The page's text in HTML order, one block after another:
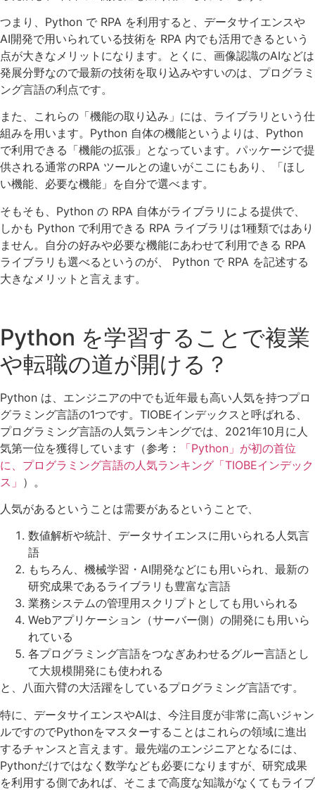
つまり、Python で RPA を利用すると、データサイエンスや
AI開発で用いられている技術を RPA 内でも活用できるという
点が大きなメリットになります。とくに、画像認識のAIなどは
発展分野なので最新の技術を取り込みやすいのは、プログラミ
ング言語の利点です。
また、これらの「機能の取り込み」には、ライブラリという仕
組みを用います。Python 自体の機能というよりは、Python
で利用できる「機能の拡張」となっています。パッケージで提
供される通常のRPA ツールとの違いがここにもあり、「ほし
い機能、必要な機能」を自分で選べます。
そもそも、Python の RPA 自体がライブラリによる提供で、
しかも Python で利用できる RPA ライブラリは1種類ではあり
ません。自分の好みや必要な機能にあわせて利用できる RPA
ライブラリも選べるというのが、 Python で RPA を記述する
大きなメリットと言えます。
Python を学習することで複業
や転職の道が開ける？
Python は、エンジニアの中でも近年最も高い人気を持つプロ
グラミング言語の1つです。TIOBEインデックスと呼ばれる、
プログラミング言語の人気ランキングでは、2021年10月に人
気第一位を獲得しています（参考：
「Python」が初の首位
に、プログラミング言語の人気ランキング「TIOBEインデック
ス」 ）。
人気があるということは需要があるということで、
数値解析や統計、データサイエンスに用いられる人気言
語
もちろん、機械学習・AI開発などにも用いられ、最新の
研究成果であるライブラリも豊富な言語
業務システムの管理用スクリプトとしても用いられる
Webアプリケーション（サーバー側）の開発にも用いら
れている
各プログラミング言語をつなぎあわせるグルー言語とし
て大規模開発にも使われる
と、八面六臂の大活躍をしているプログラミング言語です。
特に、データサイエンスやAIは、今注目度が非常に高いジャン
ルですのでPythonをマスターすることはこれらの領域に進出
するチャンスと言えます。最先端のエンジニアとなるには、
Pythonだけではなく数学なども必要になりますが、研究成果
を利用する側であれば、そこまで高度な知識がなくてもライブ